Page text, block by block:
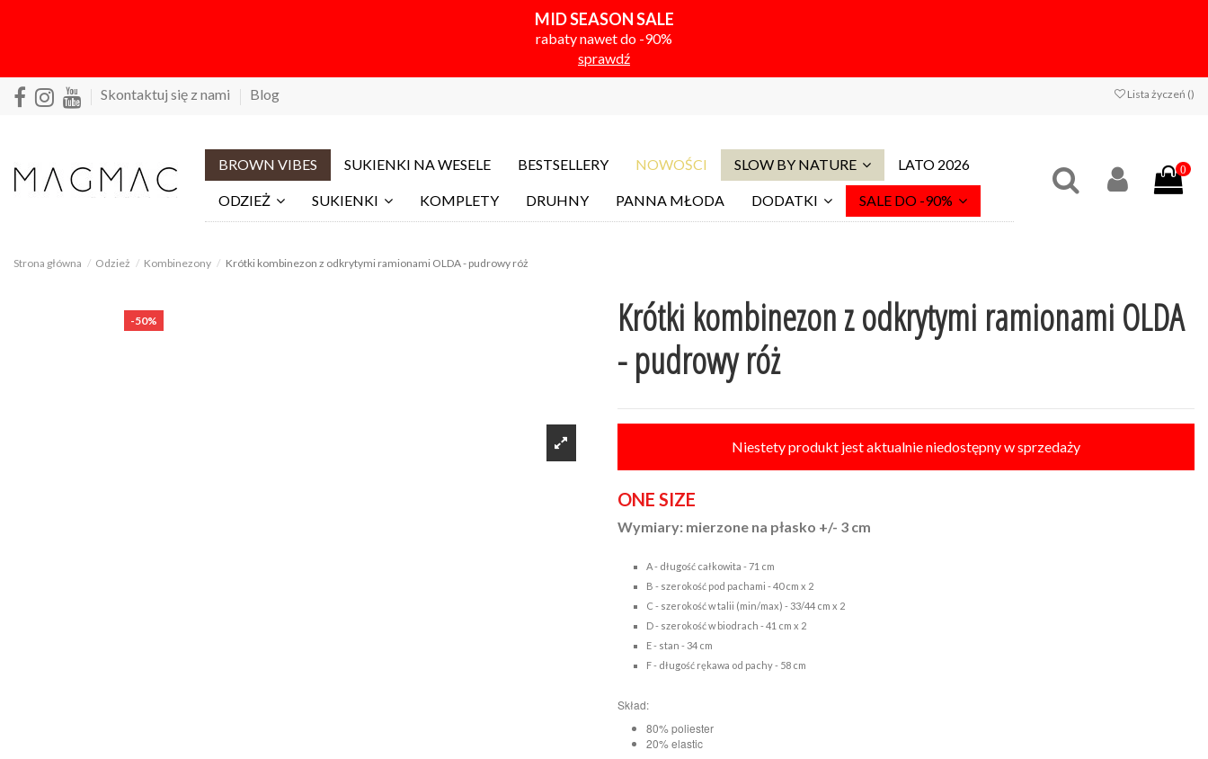
MID SEASON SALE
rabaty nawet do -90%
sprawdź
Skontaktuj się z nami Blog Lista życzeń ()
BROWN VIBES SUKIENKI NA WESELE BESTSELLERY NOWOŚCI SLOW BY NATURE LATO 2026
ODZIEŻ SUKIENKI KOMPLETY DRUHNY PANNA MŁODA DODATKI SALE DO -90%
0
Strona główna Odzież Kombinezony Krótki kombinezon z odkrytymi ramionami OLDA - pudrowy róż
-50%
Krótki kombinezon z odkrytymi ramionami OLDA
- pudrowy róż
Niestety produkt jest aktualnie niedostępny w sprzedaży
ONE SIZE
Wymiary: mierzone na płasko +/- 3 cm
A - długość całkowita - 71 cm
B - szerokość pod pachami - 40 cm x 2
C - szerokość w talii (min/max) - 33/44 cm x 2
D - szerokość w biodrach - 41 cm x 2
E - stan - 34 cm
F - długość rękawa od pachy - 58 cm
Skład:
80% poliester
20% elastic